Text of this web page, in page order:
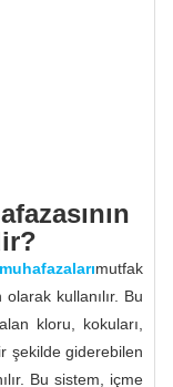
mutfak
kullanılır. Bu
kloru, kokuları,
şekilde giderebilen
Bu sistem, içme